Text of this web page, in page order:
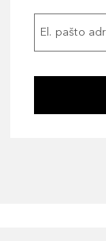
El. pašto